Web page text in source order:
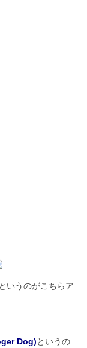
いうのがこちらア
Dog)というの